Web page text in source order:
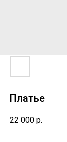
Платье
22 000 р.